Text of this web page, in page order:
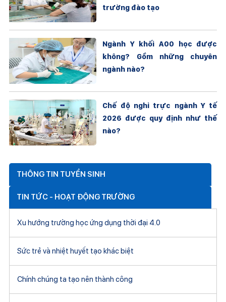
trường đào tạo
Ngành Y khối A00 học được
không? Gồm những chuyên
ngành nào?
Chế độ nghỉ trực ngành Y tế
2026 được quy định như thế
nào?
THÔNG TIN TUYỂN SINH
TIN TỨC - HOẠT ĐỘNG TRƯỜNG
Xu hướng trường học ứng dụng thời đại 4.0
Sức trẻ và nhiệt huyết tạo khác biệt
Chính chúng ta tạo nên thành công